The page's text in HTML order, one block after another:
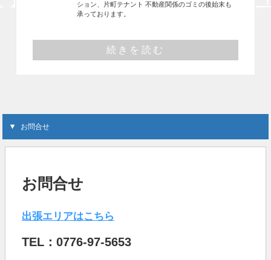
ション、片町テナント 不動産関係のゴミの後始末も
承っております。
続きを読む
お問合せ
お問合せ
出張エリアはこちら
TEL：0776-97-5653